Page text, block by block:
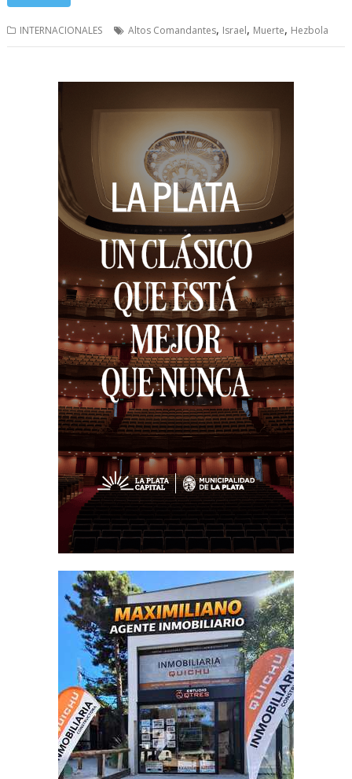
INTERNACIONALES Altos Comandantes, Israel, Muerte, Hezbola